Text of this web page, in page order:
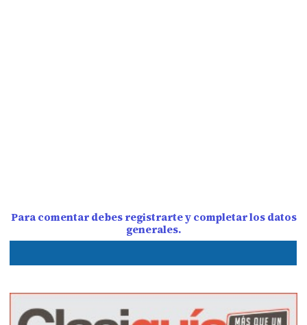
Para comentar debes registrarte y completar los datos
generales.